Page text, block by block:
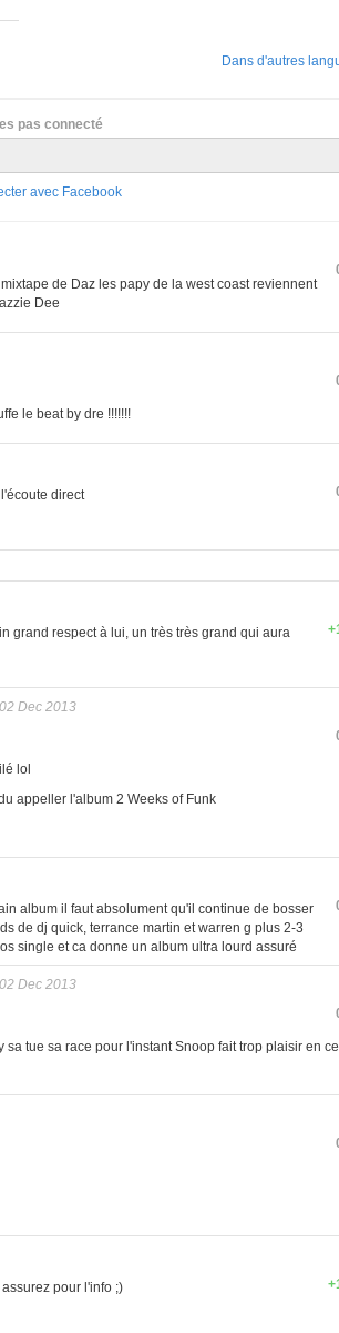
Dans d'autres
pas connecté
avec Facebook
de Daz les papy de la west coast reviennent
Dee
le beat by dre !!!!!!!
direct
grand respect à lui, un très très grand qui aura
Dec 2013
lol
appeller l'album 2 Weeks of Funk
album il faut absolument qu'il continue de bosser
de dj quick, terrance martin et warren g plus 2-3
single et ca donne un album ultra lourd assuré
Dec 2013
sa tue sa race pour l'instant Snoop fait trop plaisir en
pour l'info ;)